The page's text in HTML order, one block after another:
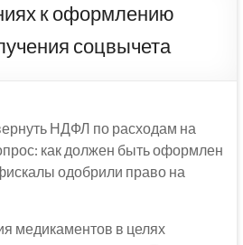
к оформлению
соцвычета
НДФЛ по расходам на
как должен быть оформлен
одобрили право на
медикаментов в целях